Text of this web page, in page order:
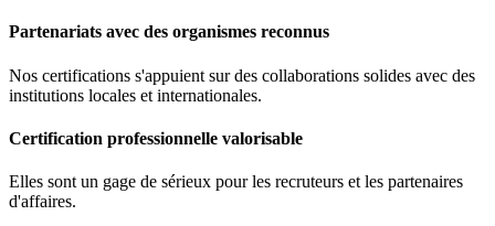
Partenariats avec des organismes reconnus
Nos certifications s'appuient sur des collaborations solides avec des
institutions locales et internationales.
Certification professionnelle valorisable
Elles sont un gage de sérieux pour les recruteurs et les partenaires
d'affaires.